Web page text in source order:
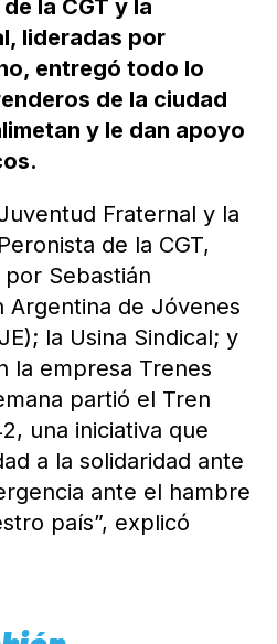
la CGT y la
lideradas por
entregó todo lo
de la ciudad
y le dan apoyo
Fraternal y la
de la CGT,
Sebastián
Argentina de Jóvenes
la Usina Sindical; y
la empresa Trenes
partió el Tren
una iniciativa que
a la solidaridad ante
ante el hambre
país”, explicó